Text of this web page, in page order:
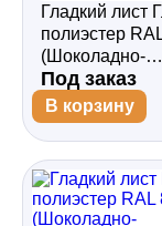
Гладкий лист
полиэстер
(Шоколадно-
коричневый)
3000*1250*0,3
односторонний
Под заказ
В корзину